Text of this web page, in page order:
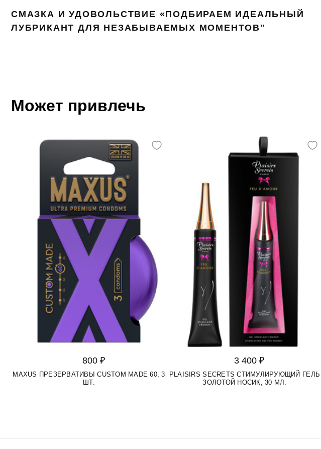
СМАЗКА И УДОВОЛЬСТВИЕ «ПОДБИРАЕМ ИДЕАЛЬНЫЙ
ЛУБРИКАНТ ДЛЯ НЕЗАБЫВАЕМЫХ МОМЕНТОВ"
Может привлечь
800 ₽
MAXUS ПРЕЗЕРВАТИВЫ CUSTOM MADE 60, 3
ШТ.
3 400 ₽
PLAISIRS SECRETS СТИМУЛИРУЮЩИЙ ГЕЛЬ
ЗОЛОТОЙ НОСИК, 30 МЛ.